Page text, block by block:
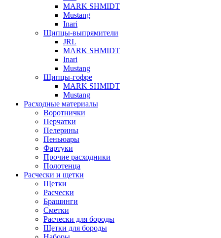
MARK SHMIDT
Mustang
Inari
Щипцы-выпрямители
JRL
MARK SHMIDT
Inari
Mustang
Щипцы-гофре
MARK SHMIDT
Mustang
Расходные материалы
Воротнички
Перчатки
Пелерины
Пеньюары
Фартуки
Прочие расходники
Полотенца
Расчески и щетки
Щетки
Расчески
Брашинги
Сметки
Расчески для бороды
Щетки для бороды